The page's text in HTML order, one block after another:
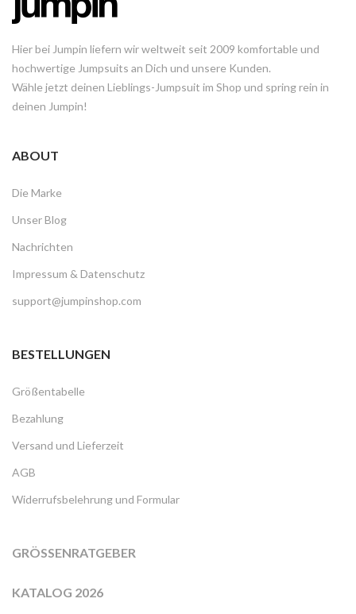
Hier bei Jumpin liefern wir weltweit seit 2009 komfortable und
hochwertige Jumpsuits an Dich und unsere Kunden.
Wähle jetzt deinen Lieblings-Jumpsuit im Shop und spring rein in
deinen Jumpin!
ABOUT
Die Marke
Unser Blog
Nachrichten
Impressum & Datenschutz
support@jumpinshop.com
BESTELLUNGEN
Größentabelle
Bezahlung
Versand und Lieferzeit
AGB
Widerrufsbelehrung und Formular
GRÖSSENRATGEBER
KATALOG 2026